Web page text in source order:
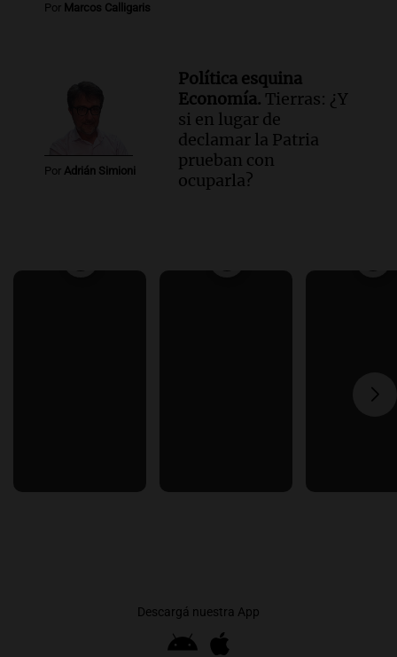
Por Marcos Calligaris
Por Adrián Simioni
Política esquina
Economía. Tierras: ¿Y
si en lugar de
declamar la Patria
prueban con
ocuparla?
Descargá nuestra App